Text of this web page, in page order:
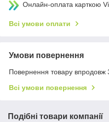
Онлайн-оплата карткою
Всі умови оплати
Умови повернення
Повернення товару впродовж
Всі умови повернення
Подібні товари компанії